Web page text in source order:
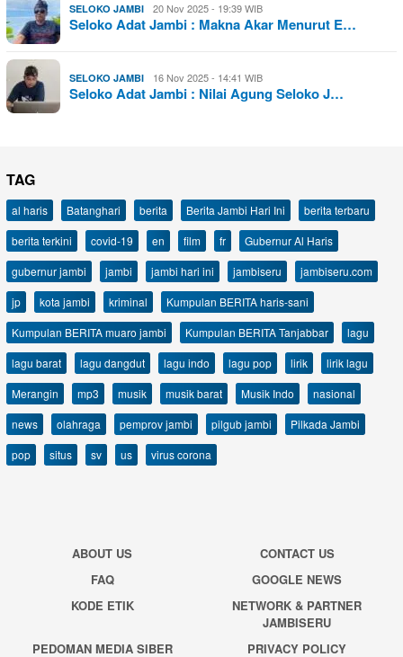
SELOKO JAMBI 20 Nov 2025 - 19:39 WIB
Seloko Adat Jambi : Makna Akar Menurut E…
SELOKO JAMBI 16 Nov 2025 - 14:41 WIB
Seloko Adat Jambi : Nilai Agung Seloko J…
TAG
al haris Batanghari berita Berita Jambi Hari Ini
berita terbaru
berita terkini
covid-19 en film fr
Gubernur Al Haris
gubernur jambi
jambi jambi hari ini jambiseru
jambiseru.com
jp
kota jambi kriminal
Kumpulan BERITA haris-sani
Kumpulan BERITA muaro jambi
Kumpulan BERITA Tanjabbar
lagu
lagu barat
lagu dangdut lagu indo lagu pop lirik
lirik lagu
Merangin
mp3 musik musik barat Musik Indo
nasional
news
olahraga pemprov jambi pilgub jambi
Pilkada Jambi
pop
situs sv us virus corona
ABOUT US
CONTACT US
FAQ
GOOGLE NEWS
KODE ETIK
NETWORK & PARTNER
JAMBISERU
PEDOMAN MEDIA SIBER
PRIVACY POLICY